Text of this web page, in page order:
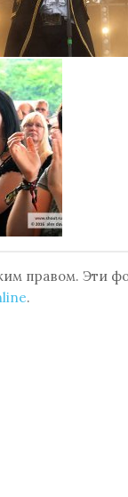
правом. Эти
.
(23.07.2016,